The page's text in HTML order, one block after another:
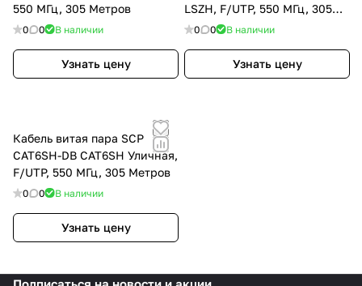
550 МГц, 305 Метров
0 0 В наличии
Узнать цену
LSZH, F/UTP, 550 МГц, 305
Метров
0 0 В наличии
Узнать цену
Кабель витая пара SCP
CAT6SH-DB CAT6SH Уличная,
F/UTP, 550 МГц, 305 Метров
0 0 В наличии
Узнать цену